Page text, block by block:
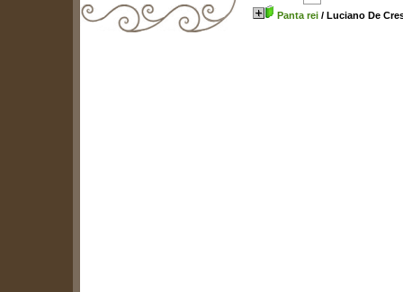
Panta rei / Luciano De